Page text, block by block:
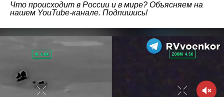
Что происходит в России и в мире? Объясняем на
нашем YouTube-канале. Подпишись!